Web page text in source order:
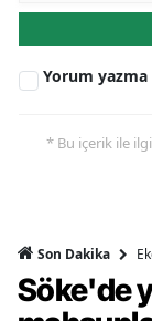
Yorum yazma
* Bu içerik ile
Son Dakika
Söke'de